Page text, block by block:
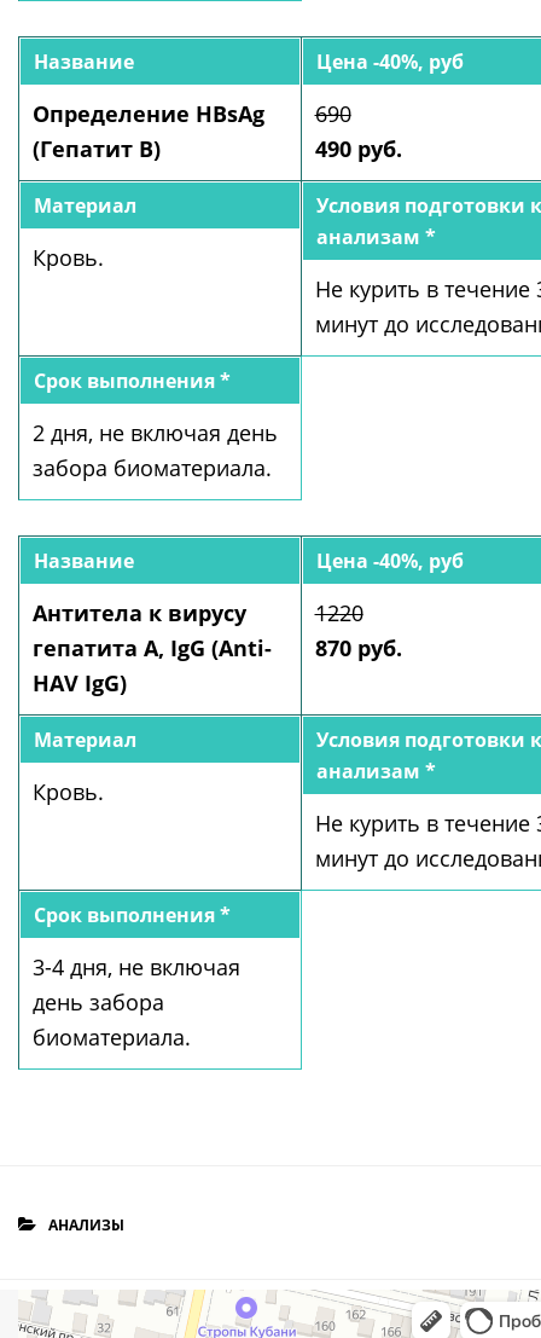
Название
Определение HBsAg
(Гепатит В)
Цена -40%, руб
690
490 руб.
Материал
Кровь.
Условия подготовки к
анализам *
Не курить в течение
минут до
Срок выполнения *
2 дня, не включая день
забора биоматериала.
Название
Антитела к вирусу
гепатита А, IgG (Anti-
HAV IgG)
Цена -40%, руб
1220
870 руб.
Материал
Кровь.
Условия подготовки к
анализам *
Не курить в течение
минут до
Срок выполнения *
3-4 дня, не включая
день забора
биоматериала.
АНАЛИЗЫ